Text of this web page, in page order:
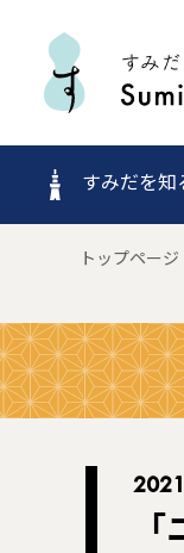
すみだを知
トップページ